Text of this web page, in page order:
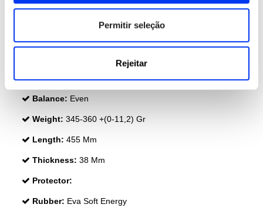
Permitir seleção
Rejeitar
Shape: Round
Balance: Even
Weight: 345-360 +(0-11,2) Gr
Length: 455 Mm
Thickness: 38 Mm
Protector:
Rubber: Eva Soft Energy